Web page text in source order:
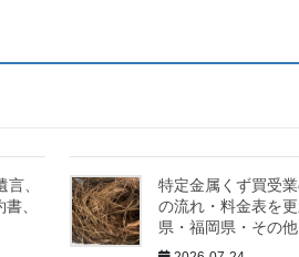
、
、
特定金属くず買受
の流れ・料金表を
県・福岡県・その他